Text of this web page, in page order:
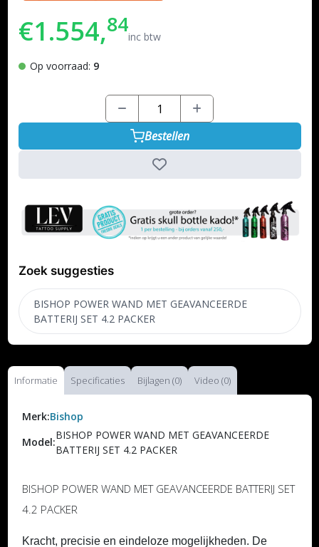
€1.554,84inc btw
Op voorraad: 9
Bestellen
Zoek suggesties
BISHOP POWER WAND MET GEAVANCEERDE
BATTERIJ SET 4.2 PACKER
Informatie Specificaties Bijlagen (0) Video (0)
Merk:Bishop
Model:
BISHOP POWER WAND MET GEAVANCEERDE
BATTERIJ SET 4.2 PACKER
BISHOP POWER WAND MET GEAVANCEERDE BATTERIJ SET
4.2 PACKER
Kracht, precisie en eindeloze mogelijkheden. De